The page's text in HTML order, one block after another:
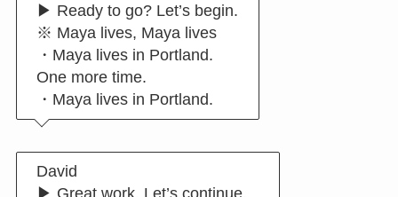
▶︎ Ready to go? Let’s begin.
※ Maya lives, Maya lives
・Maya lives in Portland.
One more time.
・Maya lives in Portland.
David
▶︎ Great work. Let’s continue.